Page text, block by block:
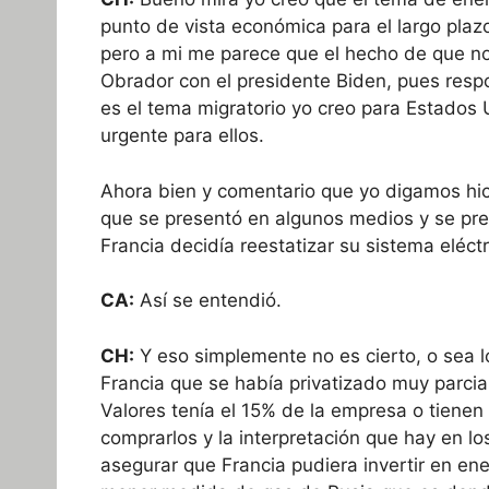
punto de vista económica para el largo
pero a mi me parece que el hecho de que
Obrador con el presidente Biden, pues
es el tema migratorio yo creo para
urgente para ellos.
Ahora bien y comentario que yo digamos
que se presentó en algunos medios y se
Francia decidía reestatizar su sistema
CA: Así se entendió.
CH: Y eso simplemente no es cierto, o sea
Francia que se había privatizado muy
Valores tenía el 15% de la empresa o
comprarlos y la interpretación que hay en
asegurar que Francia pudiera invertir en